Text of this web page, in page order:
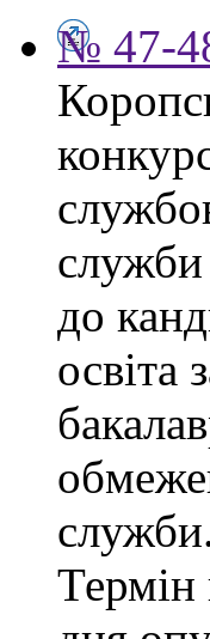
№ 47-
служби
до
освіта
Термін